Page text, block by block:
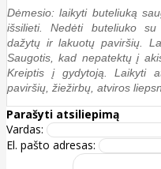
Dėmesio: laikyti buteliuką
išsilieti. Nedėti buteliuko su
dažytų ir lakuotų paviršių.
Saugotis, kad nepatektų į
Kreiptis į gydytoją. Laikyti
paviršių, žiežirbų, atviros
Parašyti atsiliepimą
Vardas:
El. pašto adresas: